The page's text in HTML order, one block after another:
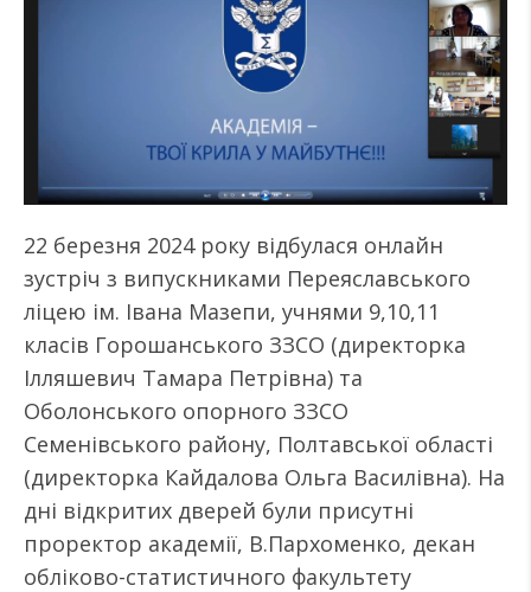
22 березня 2024 року відбулася онлайн
зустріч з випускниками Переяславського
ліцею ім. Івана Мазепи, учнями 9,10,11
класів Горошанського ЗЗСО (директорка
Ілляшевич Тамара Петрівна) та
Оболонського опорного ЗЗСО
Семенівського району, Полтавської області
(директорка Кайдалова Ольга Василівна). На
дні відкритих дверей були присутні
проректор академії, В.Пархоменко, декан
обліково-статистичного факультету